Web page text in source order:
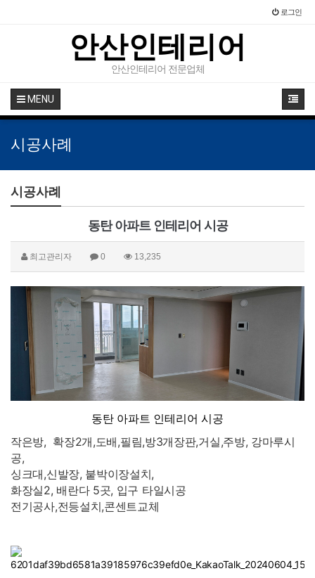
로그인
안산인테리어
안산인테리어 전문업체
MENU
시공사례
시공사례
동탄 아파트 인테리어 시공
최고관리자 0 13,235
동탄 아파트 인테리어 시공
작은방, 확장2개,도배,필림,방3개장판,거실,주방, 강마루시
공,
싱크대,신발장, 붙박이장설치,
화장실2, 배란다 5곳, 입구 타일시공
전기공사,전등설치,콘센트교체